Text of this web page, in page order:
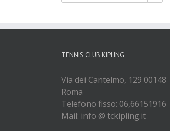
TENNIS CLUB KIPLING
Via dei Cantelmo, 129 00148
Roma
Telefono fisso: 06,66151916
Mail: info @ tckipling.it